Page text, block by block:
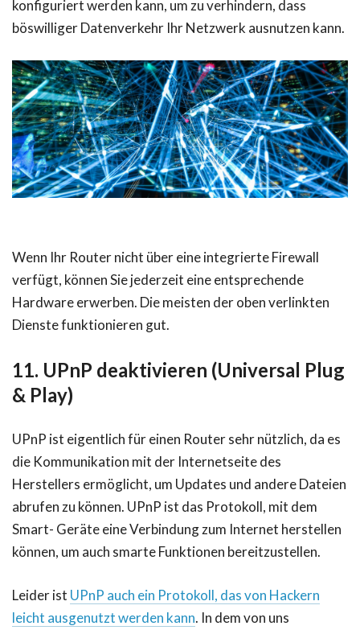
konfiguriert werden kann, um zu verhindern, dass
böswilliger Datenverkehr Ihr Netzwerk ausnutzen kann.
Wenn Ihr Router nicht über eine integrierte Firewall
verfügt, können Sie jederzeit eine entsprechende
Hardware erwerben. Die meisten der oben verlinkten
Dienste funktionieren gut.
11. UPnP deaktivieren (Universal Plug
& Play)
UPnP ist eigentlich für einen Router sehr nützlich, da es
die Kommunikation mit der Internetseite des
Herstellers ermöglicht, um Updates und andere Dateien
abrufen zu können. UPnP ist das Protokoll, mit dem
Smart- Geräte eine Verbindung zum Internet herstellen
können, um auch smarte Funktionen bereitzustellen.
Leider ist UPnP auch ein Protokoll, das von Hackern
leicht ausgenutzt werden kann. In dem von uns